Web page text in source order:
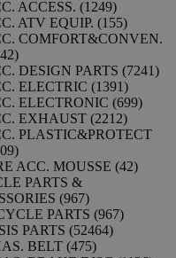
producten
ACCESS. 12491249
producten
ATV EQUIP. 155155
producten
COMFORT&CONVEN.
2042
producten
DESIGN PARTS 72417241
ELECTRIC 13911391
producten
ELECTRONIC 699699
EXHAUST 22122212
producten
PLASTIC&PROTECT
7009
producten
ACC. MOUSSE 4242
PARTS &
967967
producten
PARTS 967967
PARTS 5246452464
BELT 475475